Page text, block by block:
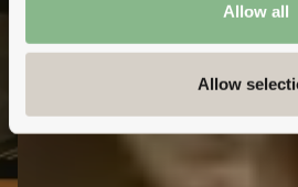
Allow all
Allow